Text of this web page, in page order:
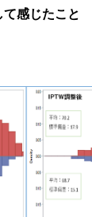
感じたこと